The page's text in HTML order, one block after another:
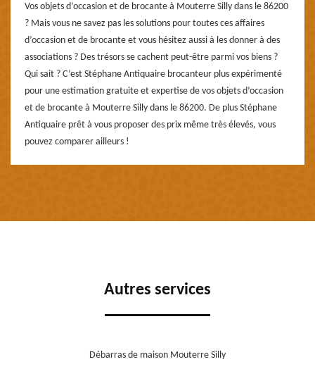
Vos objets d’occasion et de brocante à Mouterre Silly dans le 86200
? Mais vous ne savez pas les solutions pour toutes ces affaires
d’occasion et de brocante et vous hésitez aussi à les donner à des
associations ? Des trésors se cachent peut-être parmi vos biens ?
Qui sait ? C’est Stéphane Antiquaire brocanteur plus expérimenté
pour une estimation gratuite et expertise de vos objets d’occasion
et de brocante à Mouterre Silly dans le 86200. De plus Stéphane
Antiquaire prêt à vous proposer des prix même très élevés, vous
pouvez comparer ailleurs !
Autres services
Débarras de maison Mouterre Silly